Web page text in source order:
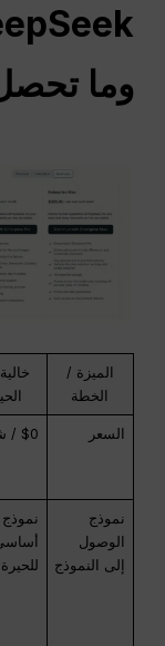
وما
الميزة /
الخطة
السعر $0 / شهر
نموذج
الوصول
إلى النموذج
نموذج
للحيرة